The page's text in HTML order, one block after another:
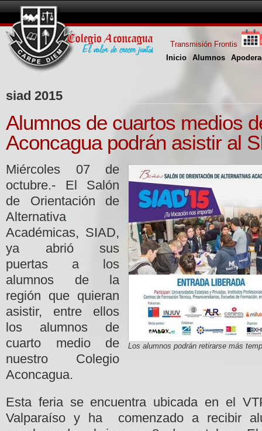
Inicio Alumnos
Transmisión Frontis
siad 2015
Alumnos de cuartos medios
Aconcagua podrán asistir al
Los alumnos podrán retirarse más
Miércoles 07 de
octubre.- El Salón
de Orientación de
Alternativa
Académicas, SIAD,
ya abrió sus
puertas a los
alumnos de la
región que quieran
asistir, entre ellos
los alumnos de
cuarto medio de
nuestro Colegio
Aconcagua.
Esta feria se encuentra ubicada en el
Valparaíso y ha comenzado a recibir